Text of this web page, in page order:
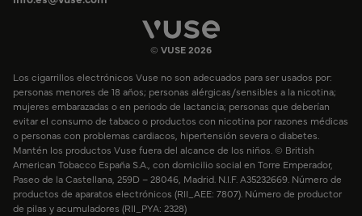
© VUSE 2026
Los cigarrillos electrónicos Vuse no son adecuados para ser usados por:
personas menores de 18 años; personas alérgicas/sensibles a la nicotina;
mujeres embarazadas o en periodo de lactancia; personas que deberían
evitar el consumo de tabaco o productos con nicotina por razones médicas
o personas con problemas cardiacos, hipertensión severa o diabetes.
Mantén los productos Vuse fuera del alcance de los niños. © British
American Tobacco España S.A., con domicilio social en Torre Emperador,
Paseo de la Castellana, 259D – 28046, Madrid. N.I.F. A35232669. Número de
productos de aparatos electrónicos (RII_AEE: 7807). Número de productor
de pilas y acumuladores (RII_PYA: 2328)